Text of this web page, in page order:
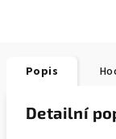
Popis
Detailní